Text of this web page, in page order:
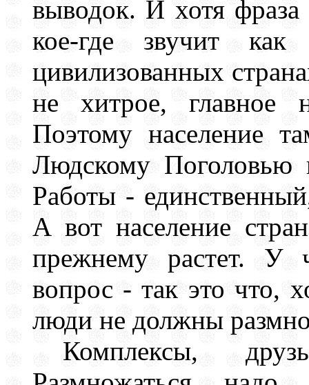
выводок. И хотя
кое-где звучит
цивилизованных
не хитрое, главное
Поэтому население
Людскому Поголовью
Работы -
А вот население
прежнему растет. У
вопрос - так это что,
люди не должны
Комплексы,